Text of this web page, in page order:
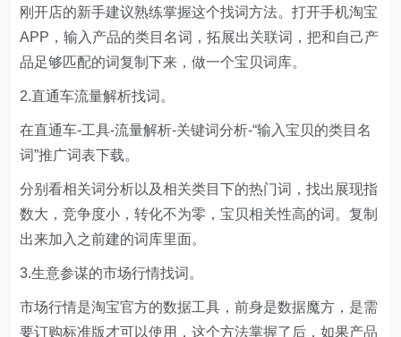
刚开店的新手建议熟练掌握这个找词方法。打开手机淘宝
APP，输入产品的类目名词，拓展出关联词，把和自己产
品足够匹配的词复制下来，做一个宝贝词库。
2.直通车流量解析找词。
在直通车-工具-流量解析-关键词分析-“输入宝贝的类目名
词”推广词表下载。
分别看相关词分析以及相关类目下的热门词，找出展现指
数大，竞争度小，转化不为零，宝贝相关性高的词。复制
出来加入之前建的词库里面。
3.生意参谋的市场行情找词。
市场行情是淘宝官方的数据工具，前身是数据魔方，是需
要订购标准版才可以使用，这个方法掌握了后，如果产品